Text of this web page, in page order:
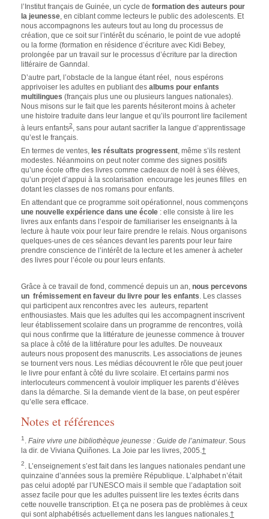
l’Institut français de Guinée, un cycle de formation des auteurs pour
la jeunesse , en ciblant comme lecteurs le public des adolescents. Et
nous accompagnons les auteurs tout au long du processus de
création, que ce soit sur l’intérêt du scénario, le point de vue adopté
ou la forme (formation en résidence d’écriture avec Kidi Bebey,
prolongée par un travail sur le processus d’écriture par la direction
littéraire de Ganndal.
D’autre part, l’obstacle de la langue étant réel, nous espérons
apprivoiser les adultes en publiant des albums pour enfants
multilingues (français plus une ou plusieurs langues nationales).
Nous misons sur le fait que les parents hésiteront moins à acheter
une histoire traduite dans leur langue et qu’ils pourront lire facilement
à leurs enfants2
, sans pour autant sacrifier la langue d’apprentissage
qu’est le français.
En termes de ventes, les résultats progressent , même s’ils restent
modestes. Néanmoins on peut noter comme des signes positifs
qu’une école offre des livres comme cadeaux de noël à ses élèves,
qu’un projet d’appui à la scolarisation encourage les jeunes filles en
dotant les classes de nos romans pour enfants.
En attendant que ce programme soit opérationnel, nous commençons
une nouvelle expérience dans une école : elle consiste à lire les
livres aux enfants dans l’espoir de familiariser les enseignants à la
lecture à haute voix pour leur faire prendre le relais. Nous organisons
quelques-unes de ces séances devant les parents pour leur faire
prendre conscience de l’intérêt de la lecture et les amener à acheter
des livres pour l’école ou pour leurs enfants.
Grâce à ce travail de fond, commencé depuis un an, nous percevons
un frémissement en faveur du livre pour les enfants . Les classes
qui participent aux rencontres avec les auteurs, repartent
enthousiastes. Mais que les adultes qui les accompagnent inscrivent
leur établissement scolaire dans un programme de rencontres, voilà
qui nous confirme que la littérature de jeunesse commence à trouver
sa place à côté de la littérature pour les adultes. De nouveaux
auteurs nous proposent des manuscrits. Les associations de jeunes
se tournent vers nous. Les médias découvrent le rôle que peut jouer
le livre pour enfant à côté du livre scolaire. Et certains parmi nos
interlocuteurs commencent à vouloir impliquer les parents d’élèves
dans la démarche. Si la demande vient de la base, on peut espérer
qu’elle sera efficace.
Notes et références
1 Faire vivre une bibliothèque jeunesse : Guide de l’animateur. Sous
la dir. de Viviana Quiñones. La Joie par les livres, 2005. †
2
L’enseignement s’est fait dans les langues nationales pendant une
quinzaine d’années sous la première République. L’alphabet n’était
pas celui adopté par l’UNESCO mais il semble que l’adaptation soit
assez facile pour que les adultes puissent lire les textes écrits dans
cette nouvelle transcription. Et ça ne posera pas de problèmes à ceux
qui sont alphabétisés actuellement dans les langues nationales. †